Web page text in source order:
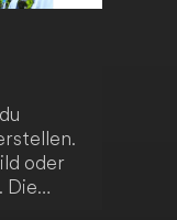
oder
Die